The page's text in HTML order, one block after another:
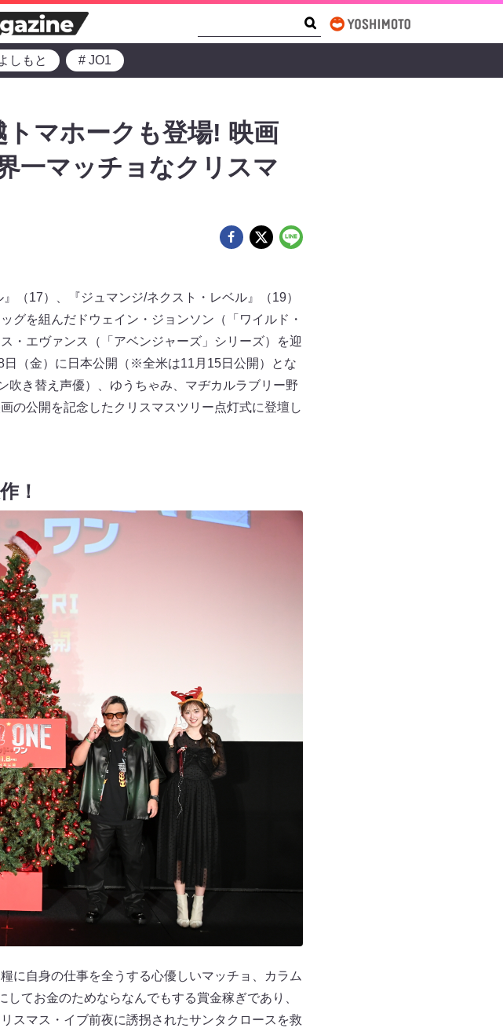
しもと # JO1
マホークも登場! 映画
一マッチョなクリスマ
（17）、『ジュマンジ/ネクスト・レベル』（19）
グを組んだドウェイン・ジョンソン（「ワイルド・
・エヴァンス（「アベンジャーズ」シリーズ）を迎
（金）に日本公開（※全米は11月15日公開）とな
吹き替え声優）、ゆうちゃみ、マヂカルラブリー野
の公開を記念したクリスマスツリー点灯式に登壇し
！
に自身の仕事を全うする心優しいマッチョ、カラム
てお金のためならなんでもする賞金稼ぎであり、
スマス・イブ前夜に誘拐されたサンタクロースを救